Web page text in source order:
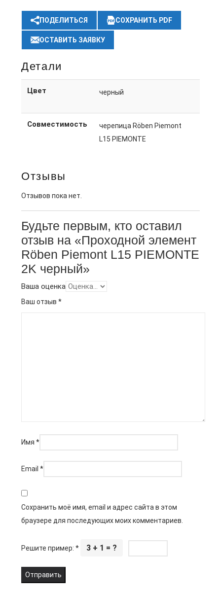
ПОДЕЛИТЬСЯ СОХРАНИТЬ PDF
ОСТАВИТЬ ЗАЯВКУ
Детали
Цвет черный
Совместимость
черепица Röben Piemont
L15 PIEMONTE
Отзывы
Отзывов пока нет.
Будьте первым, кто оставил
отзыв на «Проходной элемент
Röben Piemont L15 PIEMONTE
2K черный»
Ваша оценка
Ваш отзыв *
Имя *
Email *
Сохранить моё имя, email и адрес сайта в этом
браузере для последующих моих комментариев.
Решите пример: * 3 + 1 = ?